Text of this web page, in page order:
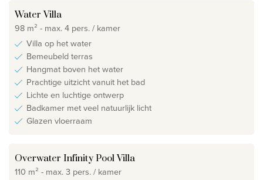
Water Villa
98 m² - max. 4 pers. / kamer
Villa op het water
Bemeubeld terras
Hangmat boven het water
Prachtige uitzicht vanuit het bad
Lichte en luchtige ontwerp
Badkamer met veel natuurlijk licht
Glazen vloerraam
Overwater Infinity Pool Villa
110 m² - max. 3 pers. / kamer